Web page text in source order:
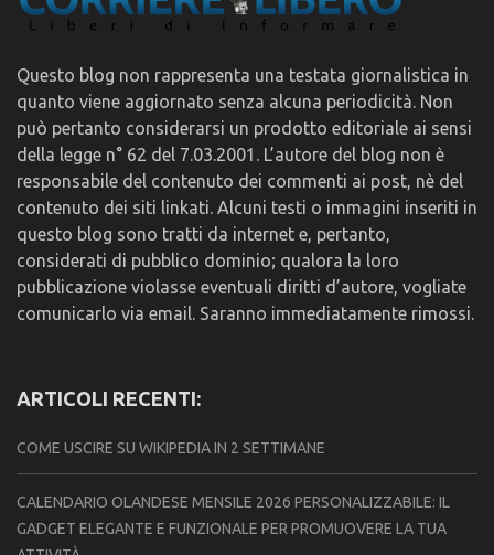
Questo blog non rappresenta una testata giornalistica in
quanto viene aggiornato senza alcuna periodicità. Non
può pertanto considerarsi un prodotto editoriale ai sensi
della legge n° 62 del 7.03.2001. L’autore del blog non è
responsabile del contenuto dei commenti ai post, nè del
contenuto dei siti linkati. Alcuni testi o immagini inseriti in
questo blog sono tratti da internet e, pertanto,
considerati di pubblico dominio; qualora la loro
pubblicazione violasse eventuali diritti d’autore, vogliate
comunicarlo via email. Saranno immediatamente rimossi.
ARTICOLI RECENTI:
COME USCIRE SU WIKIPEDIA IN 2 SETTIMANE
CALENDARIO OLANDESE MENSILE 2026 PERSONALIZZABILE: IL
GADGET ELEGANTE E FUNZIONALE PER PROMUOVERE LA TUA